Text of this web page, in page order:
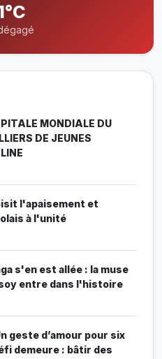
MONDIALE DU
DE JEUNES
l'apaisement et
à l'unité
s'en est allée : la muse
entre dans l'histoire
geste d’amour pour six
demeure : bâtir des